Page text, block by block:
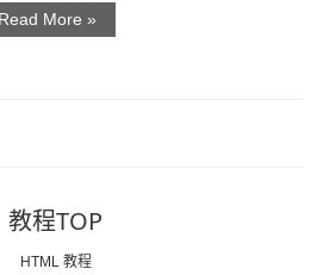
Read More »
教程TOP
HTML 教程